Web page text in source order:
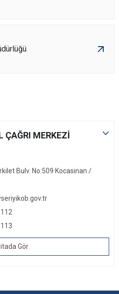
ÇAĞRI MERKEZİ
Bulv. No:509 Kocasinan /
Gör